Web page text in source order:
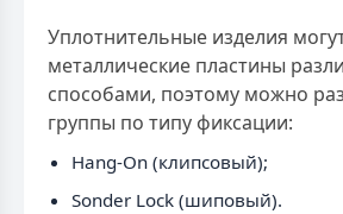
Уплотнительные изделия
металлические пластины
способами, поэтому можно
группы по типу фиксации:
Hang-On (клипсовый);
Sonder Lock (шиповый).